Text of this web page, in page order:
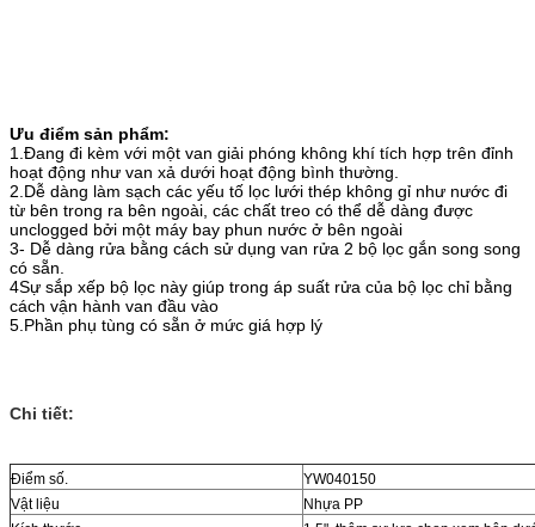
Ưu điểm sản phẩm:
1.Đang đi kèm với một van giải phóng không khí tích hợp trên đỉnh
hoạt động như van xả dưới hoạt động bình thường.
2.Dễ dàng làm sạch các yếu tố lọc lưới thép không gỉ như nước đi
từ bên trong ra bên ngoài, các chất treo có thể dễ dàng được
unclogged bởi một máy bay phun nước ở bên ngoài
3- Dễ dàng rửa bằng cách sử dụng van rửa 2 bộ lọc gắn song song
có sẵn.
4Sự sắp xếp bộ lọc này giúp trong áp suất rửa của bộ lọc chỉ bằng
cách vận hành van đầu vào
5.Phần phụ tùng có sẵn ở mức giá hợp lý
Chi tiết:
Điểm số.
YW040150
Vật liệu
Nhựa PP